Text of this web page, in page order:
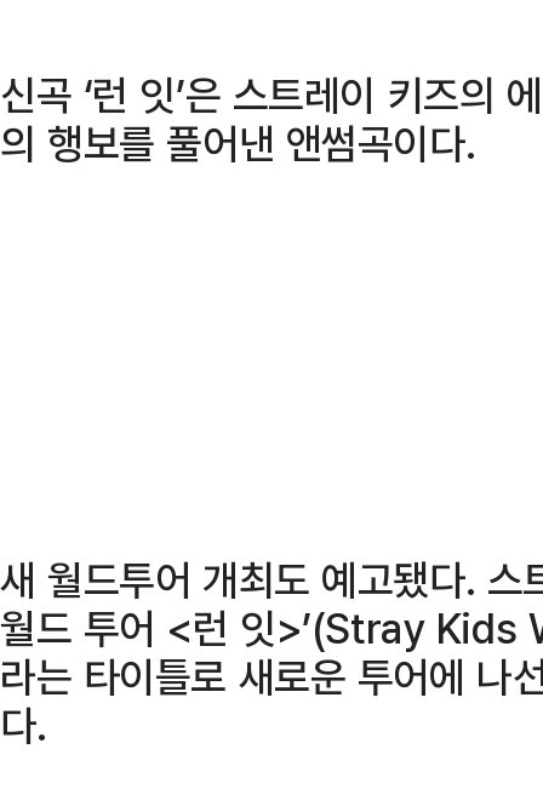
신곡 ‘런 잇’은 스트레이 키즈의
의 행보를 풀어낸 앤썸곡이다.
새 월드투어 개최도 예고됐다. 스
월드 투어 <런 잇>’(Stray
라는 타이틀로 새로운 투어에 나
다.